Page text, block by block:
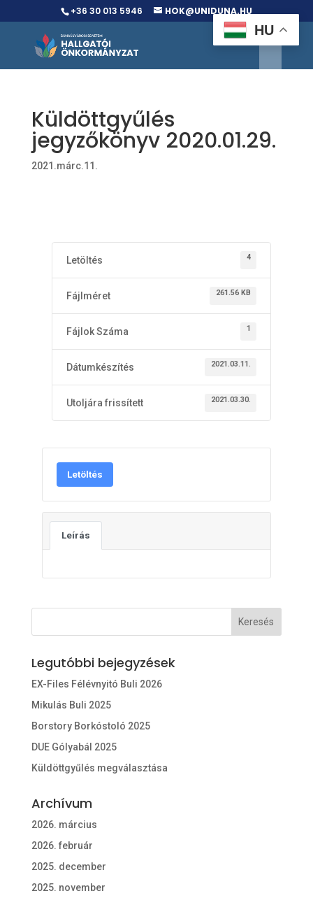
+36 30 013 5946 HOK@UNIDUNA.HU
Küldöttgyűlés
jegyzőkönyv 2020.01.29.
2021.márc.11.
Letöltés 4
Fájlméret 261.56 KB
Fájlok Száma 1
Dátumkészítés 2021.03.11.
Utoljára frissített 2021.03.30.
Letöltés
Leírás
Legutóbbi bejegyzések
EX-Files Félévnyitó Buli 2026
Mikulás Buli 2025
Borstory Borkóstoló 2025
DUE Gólyabál 2025
Küldöttgyűlés megválasztása
Archívum
2026. március
2026. február
2025. december
2025. november
HU